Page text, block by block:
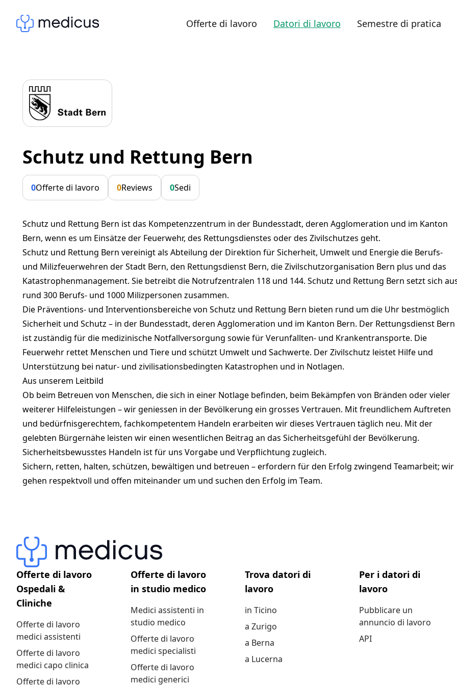
Offerte di lavoro Datori di lavoro Semestre di pratica
Schutz und Rettung Bern
0Offerte di lavoro 0Reviews 0Sedi
Schutz und Rettung Bern ist das Kompetenzzentrum in der Bundesstadt, deren Agglomeration und im Kanton
Bern, wenn es um Einsätze der Feuerwehr, des Rettungsdienstes oder des Zivilschutzes geht.
Schutz und Rettung Bern vereinigt als Abteilung der Direktion für Sicherheit, Umwelt und Energie die Berufs-
und Milizfeuerwehren der Stadt Bern, den Rettungsdienst Bern, die Zivilschutzorganisation Bern plus und das
Katastrophenmanagement. Sie betreibt die Notrufzentralen 118 und 144. Schutz und Rettung Bern setzt sich
rund 300 Berufs- und 1000 Milizpersonen zusammen.
Die Präventions- und Interventionsbereiche von Schutz und Rettung Bern bieten rund um die Uhr bestmöglich
Sicherheit und Schutz – in der Bundesstadt, deren Agglomeration und im Kanton Bern. Der Rettungsdienst Bern
ist zuständig für die medizinische Notfallversorgung sowie für Verunfallten- und Krankentransporte. Die
Feuerwehr rettet Menschen und Tiere und schützt Umwelt und Sachwerte. Der Zivilschutz leistet Hilfe und
Unterstützung bei natur- und zivilisationsbedingten Katastrophen und in Notlagen.
Aus unserem Leitbild
Ob beim Betreuen von Menschen, die sich in einer Notlage befinden, beim Bekämpfen von Bränden oder vieler
weiterer Hilfeleistungen – wir geniessen in der Bevölkerung ein grosses Vertrauen. Mit freundlichem Auftreten
und bedürfnisgerechtem, fachkompetentem Handeln erarbeiten wir dieses Vertrauen täglich neu. Mit der
gelebten Bürgernähe leisten wir einen wesentlichen Beitrag an das Sicherheitsgefühl der Bevölkerung.
Sicherheitsbewusstes Handeln ist für uns Vorgabe und Verpflichtung zugleich.
Sichern, retten, halten, schützen, bewältigen und betreuen – erfordern für den Erfolg zwingend Teamarbeit; wir
gehen respektvoll und offen miteinander um und suchen den Erfolg im Team.
Offerte di lavoro
Ospedali &
Cliniche
Offerte di lavoro
medici assistenti
Offerte di lavoro
medici capo clinica
Offerte di lavoro
Offerte di lavoro
in studio medico
Medici assistenti in
studio medico
Offerte di lavoro
medici specialisti
Offerte di lavoro
medici generici
Trova datori di
lavoro
in Ticino
a Zurigo
a Berna
a Lucerna
Per i datori di
lavoro
Pubblicare un
annuncio di lavoro
API